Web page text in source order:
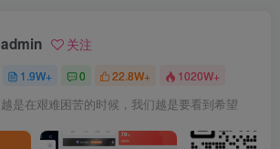
admin 关注
1.9W+ 0 22.8W+ 1020W+
越是在艰难困苦的时候，我们越是要看到希望